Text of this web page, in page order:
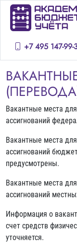
+7 495 147-99-
Вакантные места
ассигнований
Вакантные места
ассигнований
предусмотрены.
Вакантные места
ассигнований
Информация о
счет средств
уточняется.